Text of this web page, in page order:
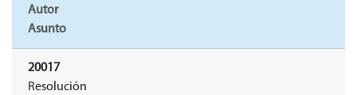
Autor
Asunto
20017
Resolución